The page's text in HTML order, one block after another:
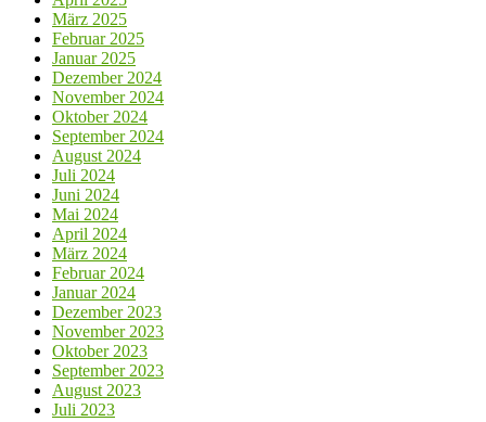
März 2025
Februar 2025
Januar 2025
Dezember 2024
November 2024
Oktober 2024
September 2024
August 2024
Juli 2024
Juni 2024
Mai 2024
April 2024
März 2024
Februar 2024
Januar 2024
Dezember 2023
November 2023
Oktober 2023
September 2023
August 2023
Juli 2023